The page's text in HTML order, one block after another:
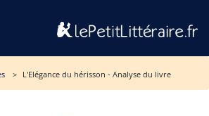
L'Elégance du hérisson - Analyse du livre